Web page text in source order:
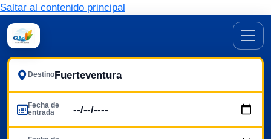
Saltar al contenido principal
Destino
Fecha de
entrada